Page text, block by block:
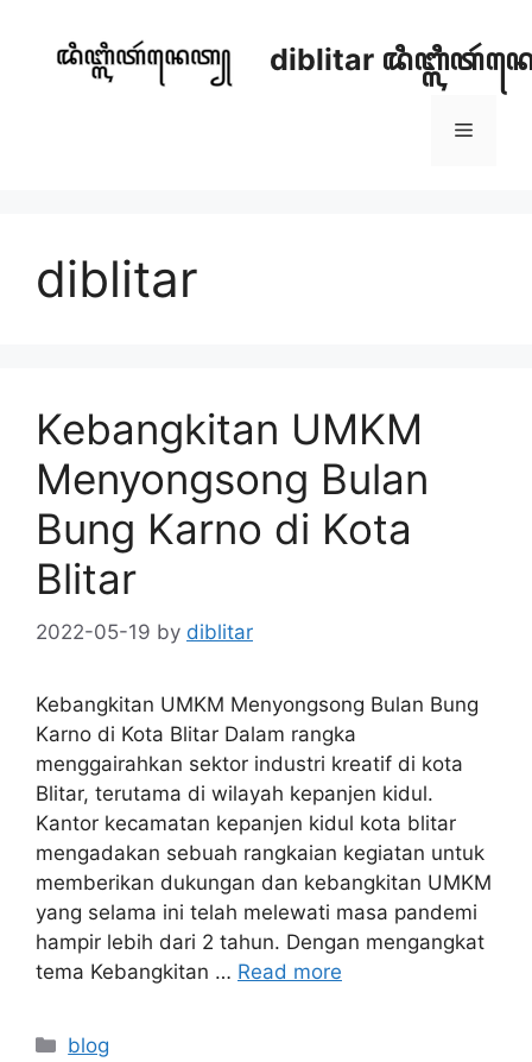
content
diblitar
Menu
diblitar
Kebangkitan UMKM
Menyongsong Bulan
Bung Karno di Kota
Blitar
2022-05-19 by diblitar
Kebangkitan UMKM Menyongsong Bulan Bung
Karno di Kota Blitar Dalam rangka
menggairahkan sektor industri kreatif di kota
Blitar, terutama di wilayah kepanjen kidul.
Kantor kecamatan kepanjen kidul kota blitar
mengadakan sebuah rangkaian kegiatan untuk
memberikan dukungan dan kebangkitan UMKM
yang selama ini telah melewati masa pandemi
hampir lebih dari 2 tahun. Dengan mengangkat
tema Kebangkitan … Read more
Categories
blog